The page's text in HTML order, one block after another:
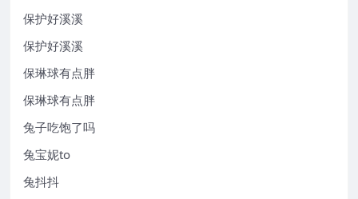
保护好溪溪
保护好溪溪
保琳球有点胖
保琳球有点胖
兔子吃饱了吗
兔宝妮to
兔抖抖